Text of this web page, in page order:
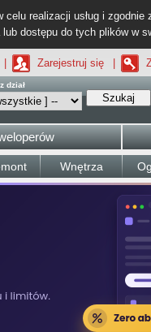
realizacji usług i zgodnie
dostępu do tych plików w
Zarejestruj się
dział
Szukaj
Wnętrza